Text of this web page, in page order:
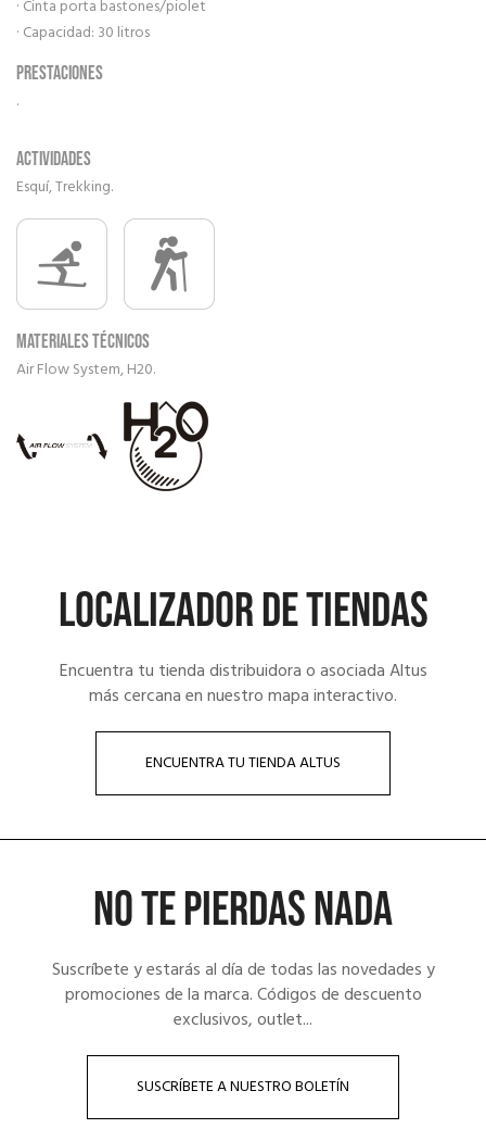
· Cinta porta bastones/piolet
· Capacidad: 30 litros
Prestaciones
.
Actividades
Esquí, Trekking.
Materiales técnicos
Air Flow System, H20.
LOCALIZADOR DE TIENDAS
Encuentra tu tienda distribuidora o asociada Altus
más cercana en nuestro mapa interactivo.
ENCUENTRA TU TIENDA ALTUS
NO TE PIERDAS NADA
Suscríbete y estarás al día de todas las novedades y
promociones de la marca. Códigos de descuento
exclusivos, outlet...
SUSCRÍBETE A NUESTRO BOLETÍN